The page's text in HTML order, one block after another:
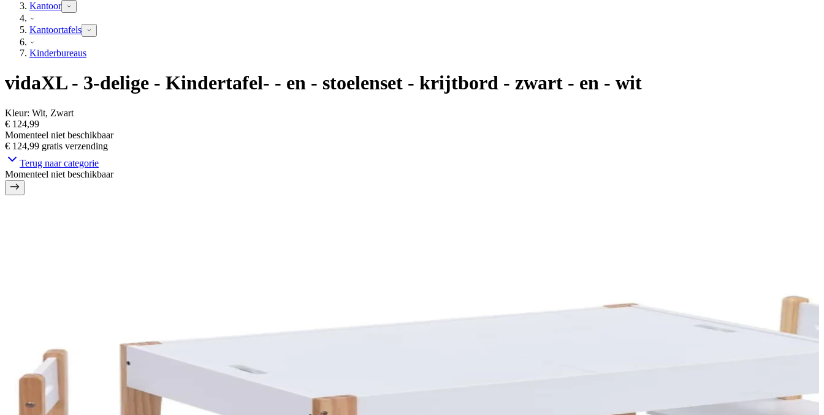
Kantoor
Kantoortafels
Kinderbureaus
vidaXL - 3-delige - Kindertafel- - en - stoelenset - krijtbord - zwart - en - wit
Kleur: Wit, Zwart
€ 124,99
Momenteel niet beschikbaar
€ 124,99 gratis verzending
Terug naar categorie
Momenteel niet beschikbaar